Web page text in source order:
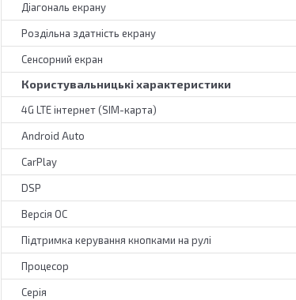
Діагональ екрану
Роздільна здатність екрану
Сенсорний екран
Користувальницькі характеристики
4G LTE інтернет (SIM-карта)
Android Auto
CarPlay
DSP
Версія ОС
Підтримка керування кнопками на рулі
Процесор
Серія